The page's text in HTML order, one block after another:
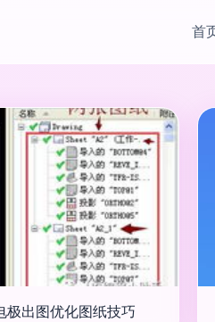
首
出图优化图纸技巧